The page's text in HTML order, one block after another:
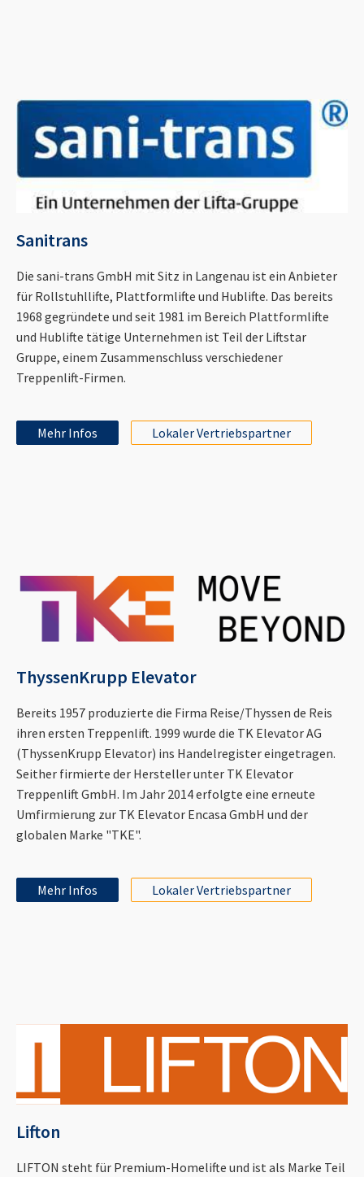
Sanitrans
Die sani-trans GmbH mit Sitz in Langenau ist ein Anbieter
für Rollstuhllifte, Plattformlifte und Hublifte. Das bereits
1968 gegründete und seit 1981 im Bereich Plattformlifte
und Hublifte tätige Unternehmen ist Teil der Liftstar
Gruppe, einem Zusammenschluss verschiedener
Treppenlift-Firmen.
Mehr Infos Lokaler Vertriebspartner
ThyssenKrupp Elevator
Bereits 1957 produzierte die Firma Reise/Thyssen de Reis
ihren ersten Treppenlift. 1999 wurde die TK Elevator AG
(ThyssenKrupp Elevator) ins Handelregister eingetragen.
Seither firmierte der Hersteller unter TK Elevator
Treppenlift GmbH. Im Jahr 2014 erfolgte eine erneute
Umfirmierung zur TK Elevator Encasa GmbH und der
globalen Marke "TKE".
Mehr Infos Lokaler Vertriebspartner
Lifton
LIFTON steht für Premium-Homelifte und ist als Marke Teil